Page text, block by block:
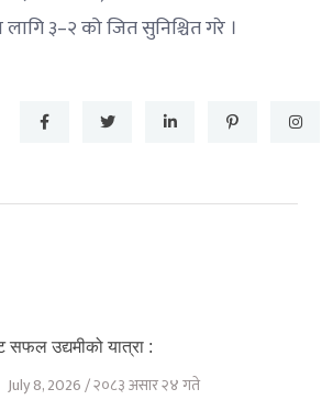
लागि ३–२ को जित सुनिश्चित गरे ।
सफल उद्यमीको यात्रा :
July 8, 2026 / २०८३ असार २४ गते